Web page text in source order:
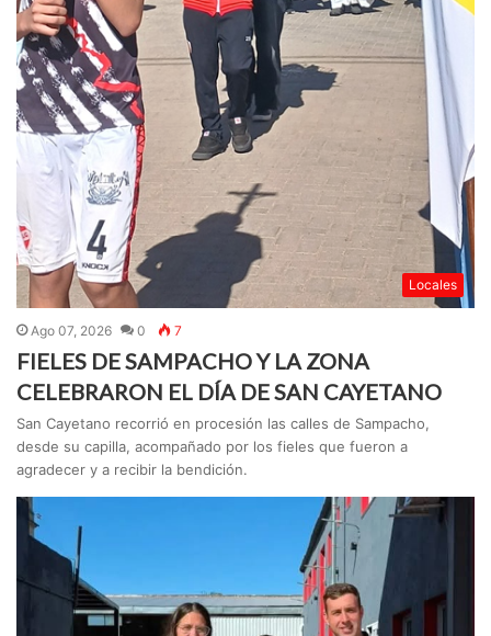
Locales
Ago 07, 2026 0 7
FIELES DE SAMPACHO Y LA ZONA
CELEBRARON EL DÍA DE SAN CAYETANO
San Cayetano recorrió en procesión las calles de Sampacho,
desde su capilla, acompañado por los fieles que fueron a
agradecer y a recibir la bendición.